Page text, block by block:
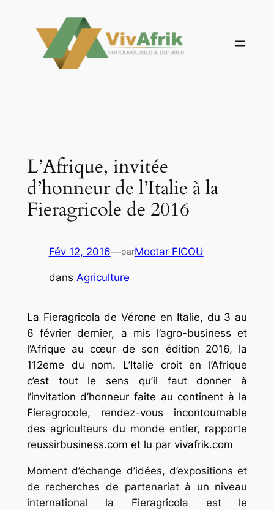
contenu
L’Afrique, invitée
d’honneur de l’Italie à la
Fieragricole de 2016
Fév 12, 2016—parMoctar FICOU
dans Agriculture
La Fieragricola de Vérone en Italie, du 3 au
6 février dernier, a mis l’agro-business et
l’Afrique au cœur de son édition 2016, la
112eme du nom. L’Italie croit en l’Afrique
c’est tout le sens qu’il faut donner à
l’invitation d’honneur faite au continent à la
Fieragrocole, rendez-vous incontournable
des agriculteurs du monde entier, rapporte
reussirbusiness.com et lu par vivafrik.com
Moment d’échange d’idées, d’expositions et
de recherches de partenariat à un niveau
international la Fieragricola est le